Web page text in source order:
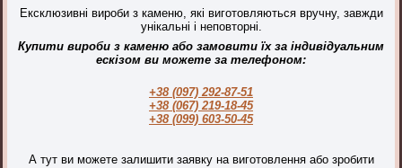
Ексклюзивні вироби з каменю, які виготовляються вручну, завжди
унікальні і неповторні.
Купити вироби з каменю або замовити їх за індивідуальним
ескізом ви можете за телефоном:
+38 (097) 292-87-51
+38 (067) 219-18-45
+38 (099) 603-50-45
А тут ви можете залишити заявку на виготовлення або зробити